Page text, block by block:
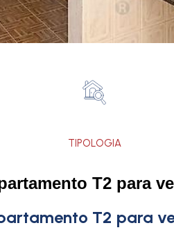
TIPOLOGIA
T2 para
T2 para